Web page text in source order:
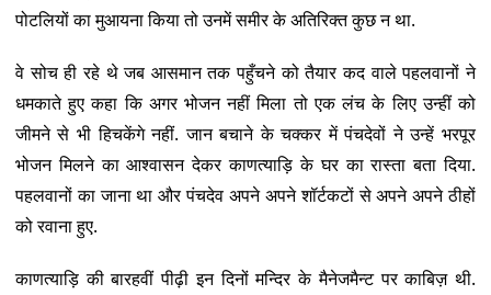
पोटलियों का मुआयना किया तो उनमें समीर के अतिरिक्त कुछ न था.
वे सोच ही रहे थे जब आसमान तक पहुँचने को तैयार कद वाले पहलवानों ने
धमकाते हुए कहा कि अगर भोजन नहीं मिला तो एक लंच के लिए उन्हीं को
जीमने से भी हिचकेंगे नहीं. जान बचाने के चक्कर में पंचदेवों ने उन्हें भरपूर
भोजन मिलने का आश्वासन देकर काणत्याड़ि के घर का रास्ता बता दिया.
पहलवानों का जाना था और पंचदेव अपने अपने शॉर्टकटों से अपने अपने ठीहों
को रवाना हुए.
काणत्याड़ि की बारहवीं पीढ़ी इन दिनों मन्दिर के मैनेजमैन्ट पर काबिज़ थी.